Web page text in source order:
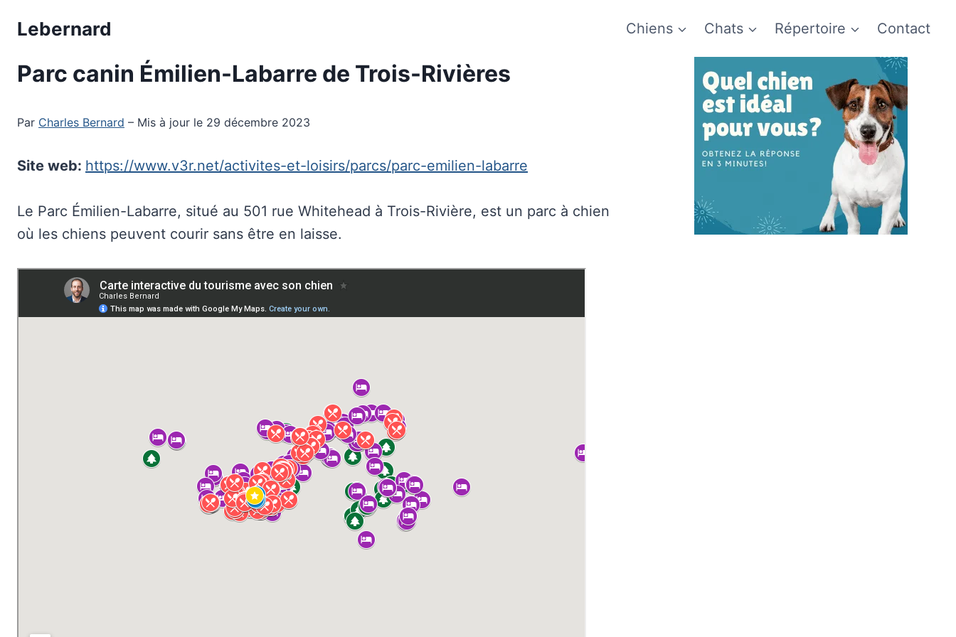
Lebernard Chiens Chats Répertoire Contact
Parc canin Émilien-Labarre de Trois-Rivières
Par Charles Bernard – Mis à jour le 29 décembre 2023
Site web: https://www.v3r.net/activites-et-loisirs/parcs/parc-emilien-labarre
Le Parc Émilien-Labarre, situé au 501 rue Whitehead à Trois-Rivière, est un parc à chien
où les chiens peuvent courir sans être en laisse.